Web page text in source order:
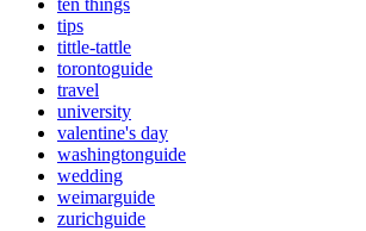
ten things
tips
tittle-tattle
torontoguide
travel
university
valentine's day
washingtonguide
wedding
weimarguide
zurichguide